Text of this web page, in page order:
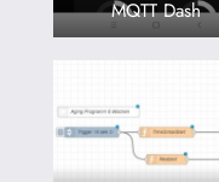
MQTT Dash